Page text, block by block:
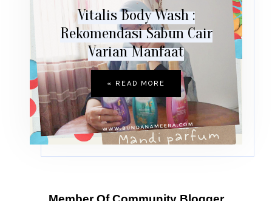
Vitalis Body Wash :
Rekomendasi Sabun Cair
Varian Manfaat
READ MORE »